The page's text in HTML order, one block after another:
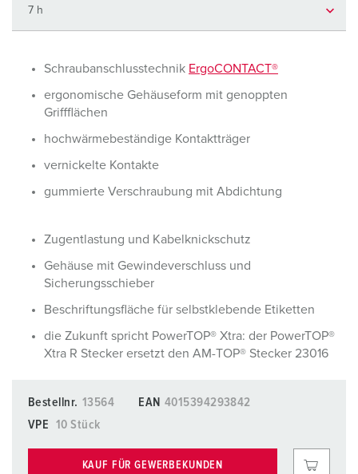
Schraubanschlusstechnik ErgoCONTACT®
ergonomische Gehäuseform mit genoppten
Griffflächen
hochwärmebeständige Kontaktträger
vernickelte Kontakte
gummierte Verschraubung mit Abdichtung
Zugentlastung und Kabelknickschutz
Gehäuse mit Gewindeverschluss und
Sicherungsschieber
Beschriftungsfläche für selbstklebende Etiketten
die Zukunft spricht PowerTOP® Xtra: der PowerTOP®
Xtra R Stecker ersetzt den AM-TOP® Stecker 23016
Bestellnr. 13564 EAN 4015394293842
VPE
10 Stück
KAUF FÜR GEWERBEKUNDEN